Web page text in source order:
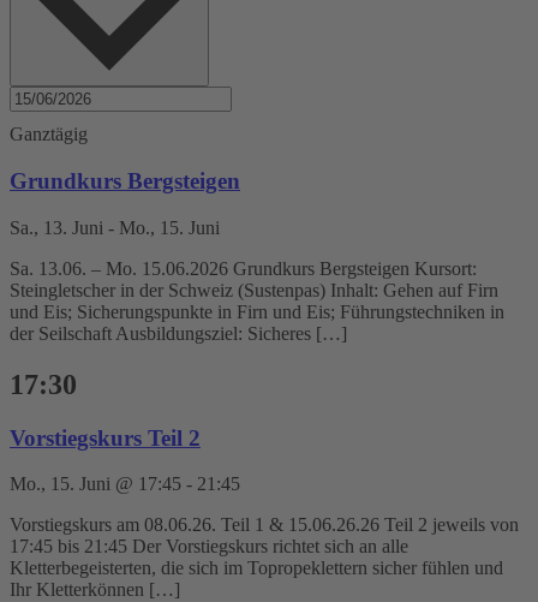
Ganztägig
Grundkurs Bergsteigen
Sa., 13. Juni - Mo., 15. Juni
Sa. 13.06. – Mo. 15.06.2026 Grundkurs Bergsteigen Kursort:
Steingletscher in der Schweiz (Sustenpas) Inhalt: Gehen auf Firn
und Eis; Sicherungspunkte in Firn und Eis; Führungstechniken in
der Seilschaft Ausbildungsziel: Sicheres […]
17:30
Vorstiegskurs Teil 2
Mo., 15. Juni @ 17:45 - 21:45
Vorstiegskurs am 08.06.26. Teil 1 & 15.06.26.26 Teil 2 jeweils von
17:45 bis 21:45 Der Vorstiegskurs richtet sich an alle
Kletterbegeisterten, die sich im Topropeklettern sicher fühlen und
Ihr Kletterkönnen […]